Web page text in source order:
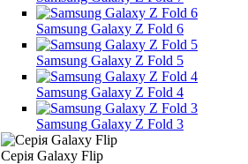
Samsung Galaxy Z Fold 6
Samsung Galaxy Z Fold 5
Samsung Galaxy Z Fold 4
Samsung Galaxy Z Fold 3
Серія Galaxy Flip